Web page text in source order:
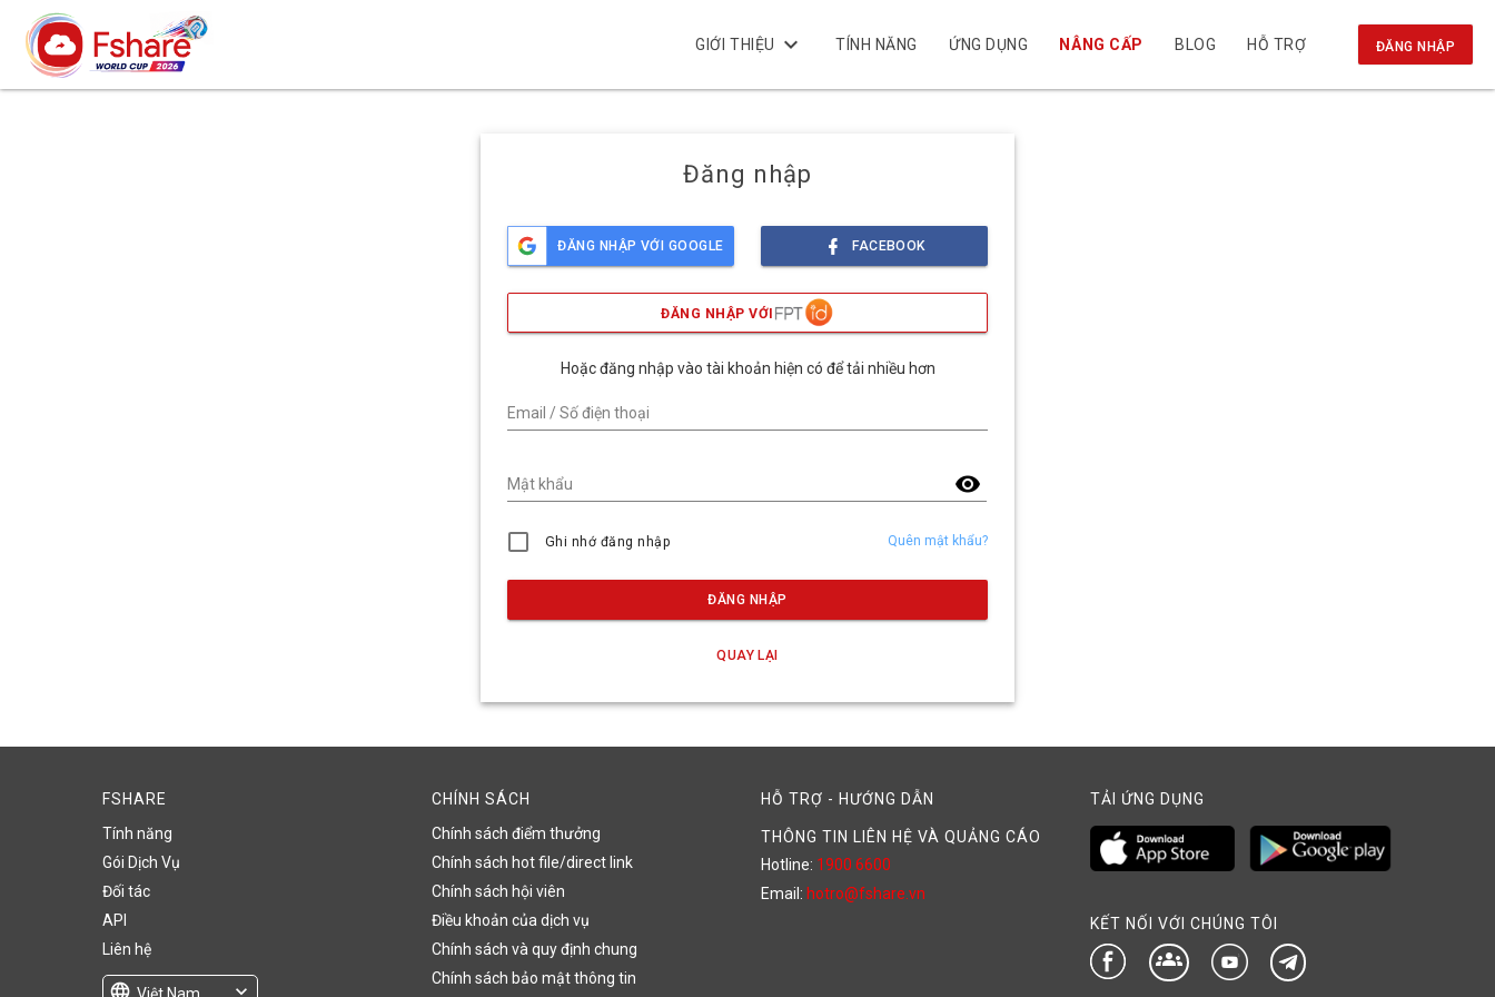
GIỚI THIỆU keyboard_arrow_down TÍNH NĂNG ỨNG DỤNG NÂNG CẤP BLOG HỖ TRỢ ĐĂNG NHẬP
Đăng nhập
ĐĂNG NHẬP VỚI GOOGLE FACEBOOK
ĐĂNG NHẬP VỚI
Hoặc đăng nhập vào tài khoản hiện có để tải nhiều hơn
Email / Số điện thoại
visibility
Mật khẩu
Ghi nhớ đăng nhập Quên mật khẩu?
ĐĂNG NHẬP
QUAY LẠI
FSHARE
Tính năng
Gói Dịch Vụ
Đối tác
API
Liên hệ
language Việt Nam expand_more
CHÍNH SÁCH
Chính sách điểm thưởng
Chính sách hot file/direct link
Chính sách hội viên
Điều khoản của dịch vụ
Chính sách và quy định chung
Chính sách bảo mật thông tin
HỖ TRỢ - HƯỚNG DẪN
THÔNG TIN LIÊN HỆ VÀ QUẢNG CÁO
Hotline: 1900 6600
Email: hotro@fshare.vn
TẢI ỨNG DỤNG
KẾT NỐI VỚI CHÚNG TÔI
groups